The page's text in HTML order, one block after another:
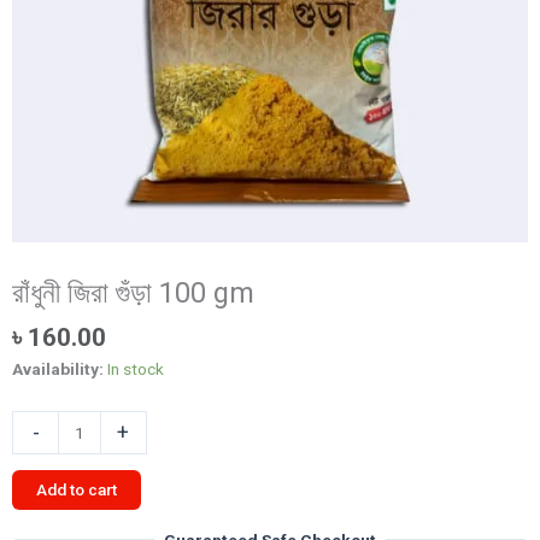
রাঁধুনী জিরা গুঁড়া 100 gm
৳ 160.00
Availability: In stock
-
জিরা
গুঁড়া
100
+
Add to cart